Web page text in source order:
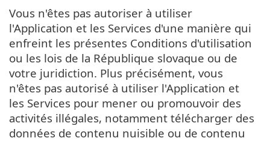
Vous n'êtes pas autoriser à utiliser
l'Application et les Services d'une manière qui
enfreint les présentes Conditions d'utilisation
ou les lois de la République slovaque ou de
votre juridiction. Plus précisément, vous
n'êtes pas autorisé à utiliser l'Application et
les Services pour mener ou promouvoir des
activités illégales, notamment télécharger des
données de contenu nuisible ou de contenu